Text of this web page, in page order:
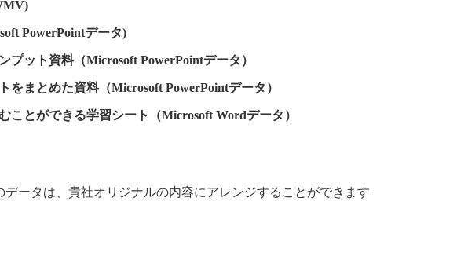
PowerPointデータ)
プット資料（Microsoft PowerPointデータ）
をまとめた資料（Microsoft PowerPointデータ）
ことができる学習シート（Microsoft Wordデータ）
データは、貴社オリジナルの内容にアレンジすることができます